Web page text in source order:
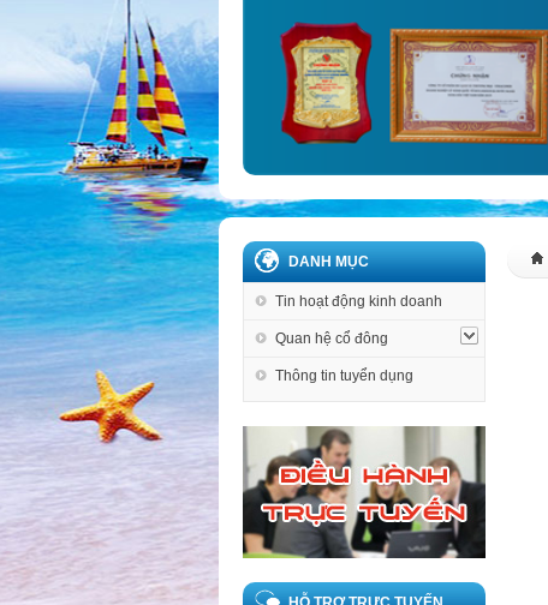
DANH MỤC
Tin hoạt động kinh doanh
Quan hệ cổ đông
Thông tin tuyển dụng